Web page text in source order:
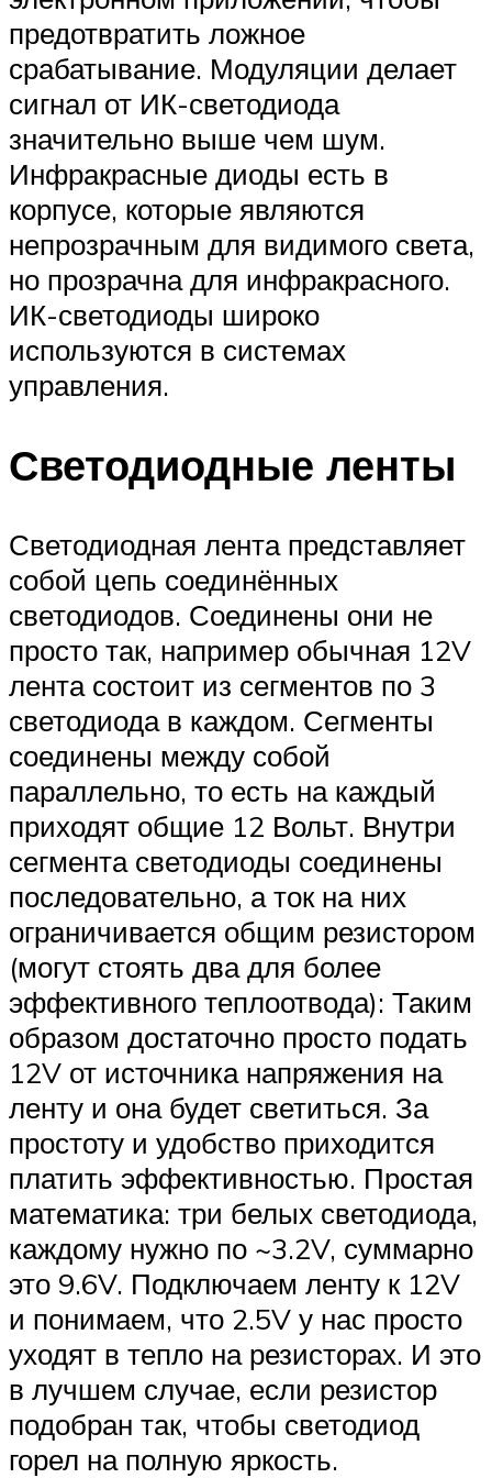
предотвратить ложное
срабатывание. Модуляции делает
сигнал от ИК-светодиода
значительно выше чем шум.
Инфракрасные диоды есть в
корпусе, которые являются
непрозрачным для видимого света,
но прозрачна для инфракрасного.
ИК-светодиоды широко
используются в системах
управления.
Светодиодные ленты
Светодиодная лента представляет
собой цепь соединённых
светодиодов. Соединены они не
просто так, например обычная 12V
лента состоит из сегментов по 3
светодиода в каждом. Сегменты
соединены между собой
параллельно, то есть на каждый
приходят общие 12 Вольт. Внутри
сегмента светодиоды соединены
последовательно, а ток на них
ограничивается общим резистором
(могут стоять два для более
эффективного теплоотвода): Таким
образом достаточно просто подать
12V от источника напряжения на
ленту и она будет светиться. За
простоту и удобство приходится
платить эффективностью. Простая
математика: три белых светодиода,
каждому нужно по ~3.2V, суммарно
это 9.6V. Подключаем ленту к 12V
и понимаем, что 2.5V у нас просто
уходят в тепло на резисторах. И это
в лучшем случае, если резистор
подобран так, чтобы светодиод
горел на полную яркость.